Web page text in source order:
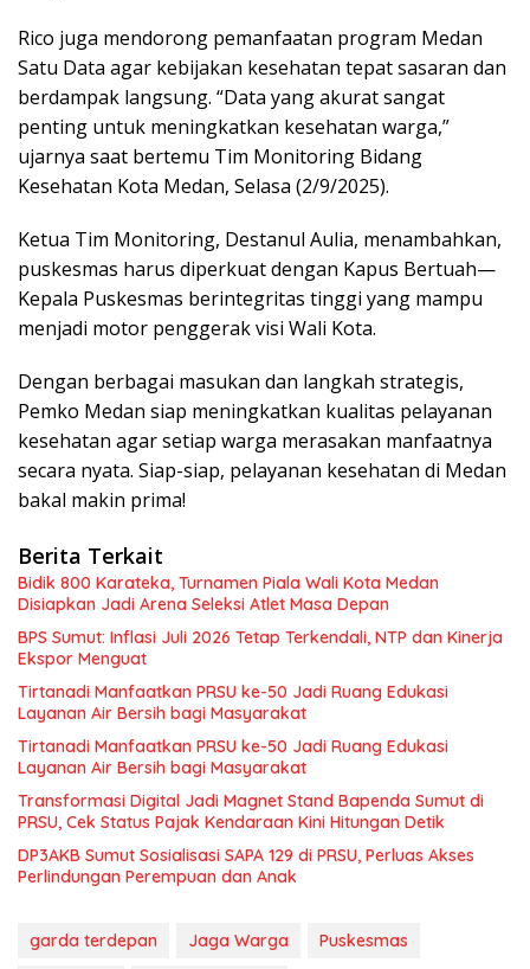
Rico juga mendorong pemanfaatan program Medan
Satu Data agar kebijakan kesehatan tepat sasaran dan
berdampak langsung. “Data yang akurat sangat
penting untuk meningkatkan kesehatan warga,”
ujarnya saat bertemu Tim Monitoring Bidang
Kesehatan Kota Medan, Selasa (2/9/2025).
Ketua Tim Monitoring, Destanul Aulia, menambahkan,
puskesmas harus diperkuat dengan Kapus Bertuah—
Kepala Puskesmas berintegritas tinggi yang mampu
menjadi motor penggerak visi Wali Kota.
Dengan berbagai masukan dan langkah strategis,
Pemko Medan siap meningkatkan kualitas pelayanan
kesehatan agar setiap warga merasakan manfaatnya
secara nyata. Siap-siap, pelayanan kesehatan di Medan
bakal makin prima!
Berita Terkait
Bidik 800 Karateka, Turnamen Piala Wali Kota Medan
Disiapkan Jadi Arena Seleksi Atlet Masa Depan
BPS Sumut: Inflasi Juli 2026 Tetap Terkendali, NTP dan Kinerja
Ekspor Menguat
Tirtanadi Manfaatkan PRSU ke-50 Jadi Ruang Edukasi
Layanan Air Bersih bagi Masyarakat
Tirtanadi Manfaatkan PRSU ke-50 Jadi Ruang Edukasi
Layanan Air Bersih bagi Masyarakat
Transformasi Digital Jadi Magnet Stand Bapenda Sumut di
PRSU, Cek Status Pajak Kendaraan Kini Hitungan Detik
DP3AKB Sumut Sosialisasi SAPA 129 di PRSU, Perluas Akses
Perlindungan Perempuan dan Anak
garda terdepan Jaga Warga
Puskesmas